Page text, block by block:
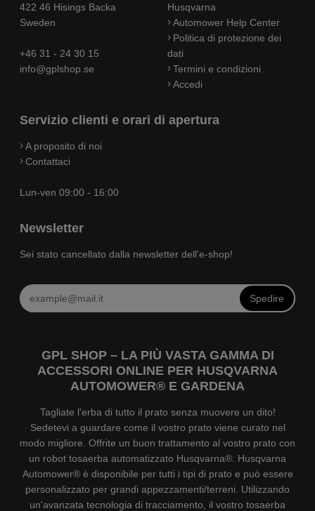
422 46 Hisings Backa
Sweden
+46 31 - 24 30 15
info@gplshop.se
Husqvarna
Automower Help Center
Politica di protezione dei
dati
Termini e condizioni
Accedi
Servizio clienti e orari di apertura
A proposito di noi
Contattaci
Lun-ven 09:00 - 16:00
Newsletter
Sei stato cancellato dalla newsletter dell'e-shop!
Spedire
GPL SHOP – LA PIÙ VASTA GAMMA DI
ACCESSORI ONLINE PER HUSQVARNA
AUTOMOWER® E GARDENA
Tagliate l'erba di tutto il prato senza muovere un dito!
Sedetevi a guardare come il vostro prato viene curato nel
modo migliore. Offrite un buon trattamento al vostro prato con
un robot tosaerba automatizzato Husqvarna®. Husqvarna
Automower® è disponibile per tutti i tipi di prato e può essere
personalizzato per grandi appezzamenti/terreni. Utilizzando
un'avanzata tecnologia di tracciamento, il vostro tosaerba